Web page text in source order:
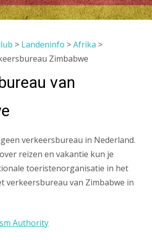
> Landeninfo >Afrika >
Zimbabwe
van
verkeersbureau in Nederland.
reizen en vakantie kun je
toeristenorganisatie in het
verkeersbureau van Zimbabwe in
Authority